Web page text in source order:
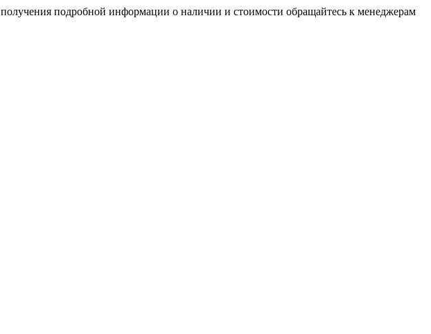
подробной информации о наличии и стоимости обращайтесь к менеджерам